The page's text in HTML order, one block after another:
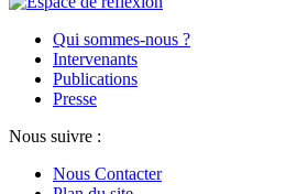
Qui sommes-nous ?
Intervenants
Publications
Presse
Nous suivre :
Nous Contacter